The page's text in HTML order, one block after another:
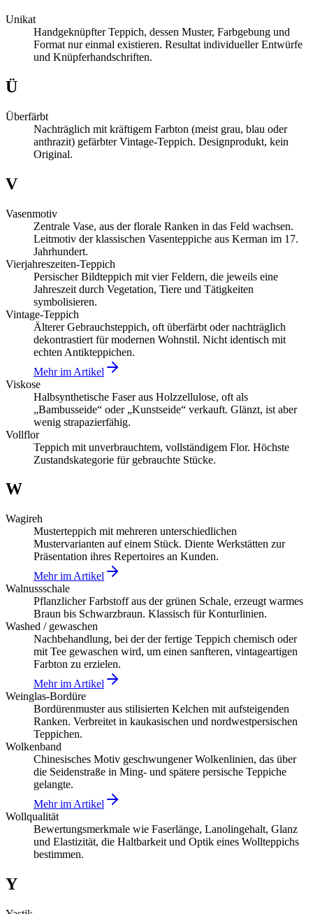
Unikat
Handgeknüpfter Teppich, dessen Muster, Farbgebung und
Format nur einmal existieren. Resultat individueller Entwürfe
und Knüpferhandschriften.
Ü
Überfärbt
Nachträglich mit kräftigem Farbton (meist grau, blau oder
anthrazit) gefärbter Vintage-Teppich. Designprodukt, kein
Original.
V
Vasenmotiv
Zentrale Vase, aus der florale Ranken in das Feld wachsen.
Leitmotiv der klassischen Vasenteppiche aus Kerman im 17.
Jahrhundert.
Vierjahreszeiten-Teppich
Persischer Bildteppich mit vier Feldern, die jeweils eine
Jahreszeit durch Vegetation, Tiere und Tätigkeiten
symbolisieren.
Vintage-Teppich
Älterer Gebrauchsteppich, oft überfärbt oder nachträglich
dekontrastiert für modernen Wohnstil. Nicht identisch mit
echten Antikteppichen.
Mehr im Artikel
Viskose
Halbsynthetische Faser aus Holzzellulose, oft als
„Bambusseide“ oder „Kunstseide“ verkauft. Glänzt, ist aber
wenig strapazierfähig.
Vollflor
Teppich mit unverbrauchtem, vollständigem Flor. Höchste
Zustandskategorie für gebrauchte Stücke.
W
Wagireh
Musterteppich mit mehreren unterschiedlichen
Mustervarianten auf einem Stück. Diente Werkstätten zur
Präsentation ihres Repertoires an Kunden.
Mehr im Artikel
Walnussschale
Pflanzlicher Farbstoff aus der grünen Schale, erzeugt warmes
Braun bis Schwarzbraun. Klassisch für Konturlinien.
Washed / gewaschen
Nachbehandlung, bei der der fertige Teppich chemisch oder
mit Tee gewaschen wird, um einen sanfteren, vintageartigen
Farbton zu erzielen.
Mehr im Artikel
Weinglas-Bordüre
Bordürenmuster aus stilisierten Kelchen mit aufsteigenden
Ranken. Verbreitet in kaukasischen und nordwestpersischen
Teppichen.
Wolkenband
Chinesisches Motiv geschwungener Wolkenlinien, das über
die Seidenstraße in Ming- und spätere persische Teppiche
gelangte.
Mehr im Artikel
Wollqualität
Bewertungsmerkmale wie Faserlänge, Lanolingehalt, Glanz
und Elastizität, die Haltbarkeit und Optik eines Wollteppichs
bestimmen.
Y